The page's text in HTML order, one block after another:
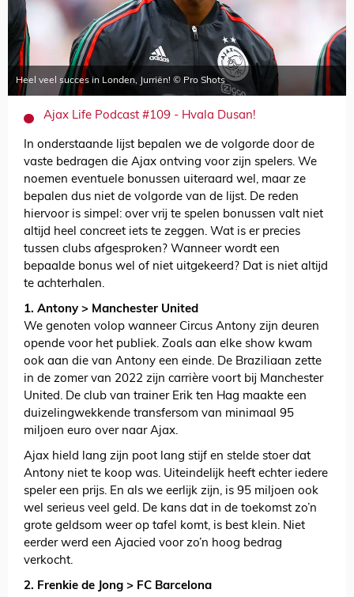
Heel veel succes in Londen, Jurriën! © Pro Shots
Ajax Life Podcast #109 - Hvala Dusan!
In onderstaande lijst bepalen we de volgorde door de
vaste bedragen die Ajax ontving voor zijn spelers. We
noemen eventuele bonussen uiteraard wel, maar ze
bepalen dus niet de volgorde van de lijst. De reden
hiervoor is simpel: over vrij te spelen bonussen valt niet
altijd heel concreet iets te zeggen. Wat is er precies
tussen clubs afgesproken? Wanneer wordt een
bepaalde bonus wel of niet uitgekeerd? Dat is niet altijd
te achterhalen.
1. Antony > Manchester United
We genoten volop wanneer Circus Antony zijn deuren
opende voor het publiek. Zoals aan elke show kwam
ook aan die van Antony een einde. De Braziliaan zette
in de zomer van 2022 zijn carrière voort bij Manchester
United. De club van trainer Erik ten Hag maakte een
duizelingwekkende transfersom van minimaal 95
miljoen euro over naar Ajax.
Ajax hield lang zijn poot lang stijf en stelde stoer dat
Antony niet te koop was. Uiteindelijk heeft echter iedere
speler een prijs. En als we eerlijk zijn, is 95 miljoen ook
wel serieus veel geld. De kans dat in de toekomst zo’n
grote geldsom weer op tafel komt, is best klein. Niet
eerder werd een Ajacied voor zo’n hoog bedrag
verkocht.
2. Frenkie de Jong > FC Barcelona